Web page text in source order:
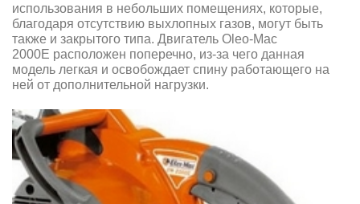
использования в небольших помещениях, которые,
благодаря отсутствию выхлопных газов, могут быть
также и закрытого типа. Двигатель Oleo-Mac
2000Е расположен поперечно, из-за чего данная
модель легкая и освобождает спину работающего на
ней от дополнительной нагрузки.